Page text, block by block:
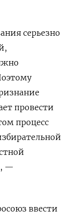
серьезно
провести
процесс
—
ввести